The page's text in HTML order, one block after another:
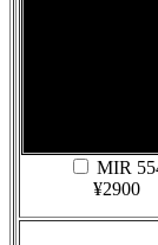
MIR
¥2900